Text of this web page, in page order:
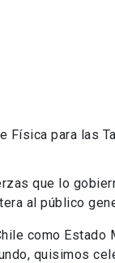
para las
que lo
al público
como
quisimos